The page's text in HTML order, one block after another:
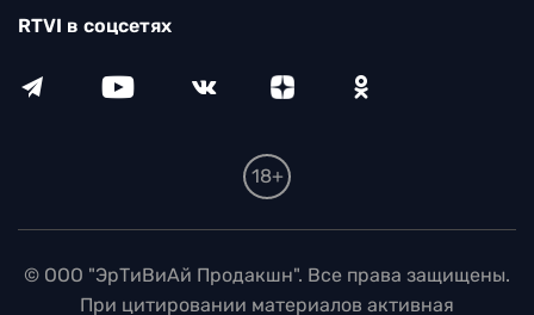
RTVI в соцсетях
18+
© ООО "ЭрТиВиАй Продакшн". Все права защищены.
При цитировании материалов активная